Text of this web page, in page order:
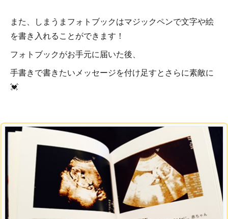
また、しまうまフォトブックはマジックペンで文字や絵
を書き入れることができます！
フォトブックがお手元に届いた後、
手書きで書きたいメッセージを付け足すとさらに素敵に
💓